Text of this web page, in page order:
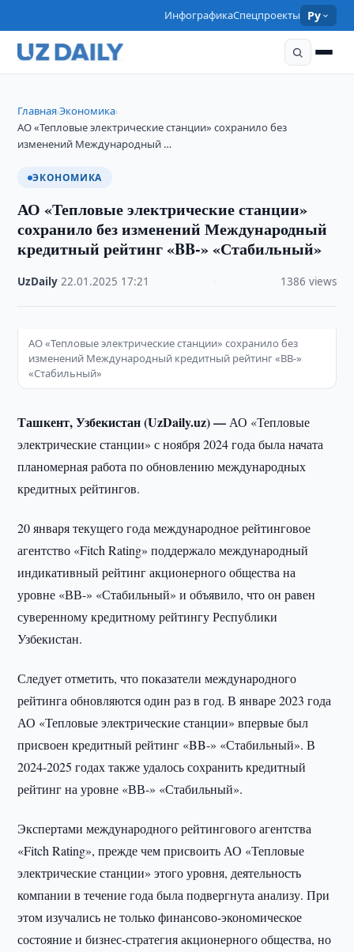
ИнфографикаСпецпроекты Ру
Главная›Экономика›
АО «Тепловые электрические станции» сохранило без
изменений Международный …
ЭКОНОМИКА
АО «Тепловые электрические станции»
сохранило без изменений Международный
кредитный рейтинг «BB-» «Стабильный»
UzDaily ·22.01.2025 17:21 1386 views
АО «Тепловые электрические станции» сохранило без
изменений Международный кредитный рейтинг «BB-»
«Стабильный»
Ташкент, Узбекистан (UzDaily.uz) —АО «Тепловые
электрические станции» с ноября 2024 года была начата
планомерная работа по обновлению международных
кредитных рейтингов.
20 января текущего года международное рейтинговое
агентство «Fitch Rating» поддержало международный
индикативный рейтинг акционерного общества на
уровне «ВВ-» «Стабильный» и объявило, что он равен
суверенному кредитному рейтингу Республики
Узбекистан.
Следует отметить, что показатели международного
рейтинга обновляются один раз в год. В январе 2023 года
АО «Тепловые электрические станции» впервые был
присвоен кредитный рейтинг «BB-» «Стабильный». В
2024-2025 годах также удалось сохранить кредитный
рейтинг на уровне «ВВ-» «Стабильный».
Экспертами международного рейтингового агентства
«Fitch Rating», прежде чем присвоить АО «Тепловые
электрические станции» этого уровня, деятельность
компании в течение года была подвергнута анализу. При
этом изучались не только финансово-экономическое
состояние и бизнес-стратегия акционерного общества, но